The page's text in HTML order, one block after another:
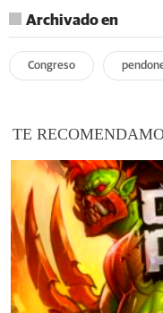
Archivado en
Congreso
TE